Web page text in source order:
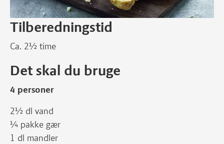
Tilberedningstid
Ca. 2½ time
Det skal du bruge
4 personer
2½ dl vand
¼ pakke gær
1 dl mandler